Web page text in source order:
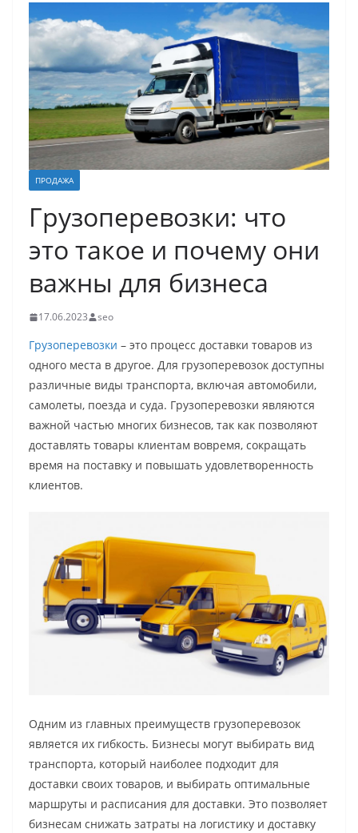
ПРОДАЖА
Грузоперевозки: что
это такое и почему они
важны для бизнеса
17.06.2023 seo
Грузоперевозки – это процесс доставки товаров из
одного места в другое. Для грузоперевозок доступны
различные виды транспорта, включая автомобили,
самолеты, поезда и суда. Грузоперевозки являются
важной частью многих бизнесов, так как позволяют
доставлять товары клиентам вовремя, сокращать
время на поставку и повышать удовлетворенность
клиентов.
Одним из главных преимуществ грузоперевозок
является их гибкость. Бизнесы могут выбирать вид
транспорта, который наиболее подходит для
доставки своих товаров, и выбирать оптимальные
маршруты и расписания для доставки. Это позволяет
бизнесам снижать затраты на логистику и доставку